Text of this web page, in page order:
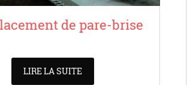
de pare-brise
LIRE LA SUITE